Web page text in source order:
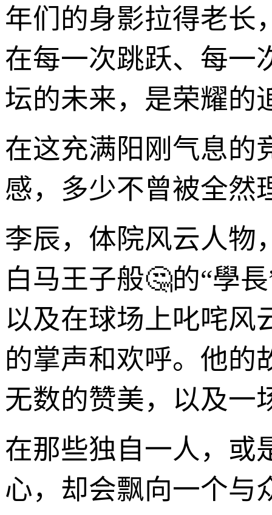
年们的身影拉得老长
在每一次跳跃、每一
坛的未来，是荣耀的
在这充满阳刚气息的
感，多少不曾被全然
李辰，体院风云人物
白马王子般🤔的“學
以及在球场上叱咤风
的掌声和欢呼。他
无数的赞美，以及一
在那些独自一人，或
心，却会飘向一个与